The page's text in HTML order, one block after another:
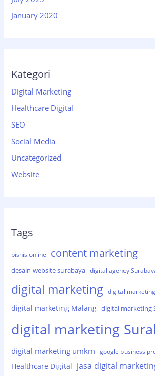
January 2020
Kategori
Digital Marketing
Healthcare Digital
SEO
Social Media
Uncategorized
Website
Tags
bisnis online content marketing
desain website surabaya digital agency
digital marketing digital
digital marketing Malang digital marketing
digital marketing
digital marketing umkm google business
Healthcare Digital jasa digital